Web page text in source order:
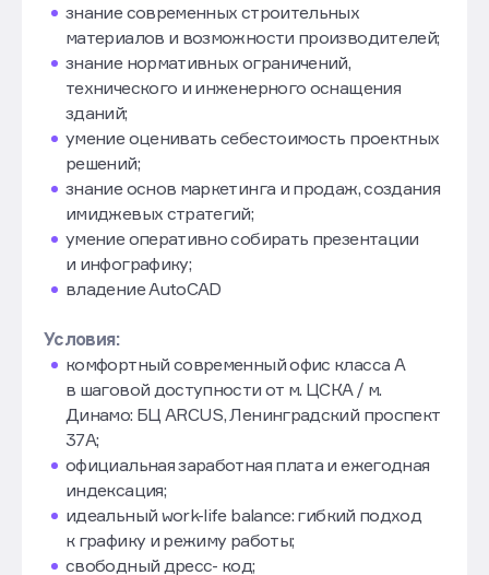
знание современных строительных
материалов и возможности производителей;
знание нормативных ограничений,
технического и инженерного оснащения
зданий;
умение оценивать себестоимость проектных
решений;
знание основ маркетинга и продаж, создания
имиджевых стратегий;
умение оперативно собирать презентации
и инфографику;
владение AutoCAD
Условия:
комфортный современный офис класса А
в шаговой доступности от м. ЦСКА / м.
Динамо: БЦ ARCUS, Ленинградский проспект
37А;
официальная заработная плата и ежегодная
индексация;
идеальный work-life balance: гибкий подход
к графику и режиму работы;
свободный дресс- код;